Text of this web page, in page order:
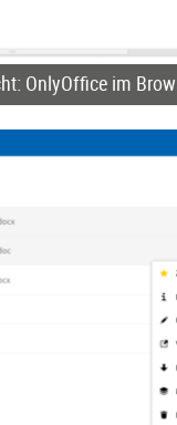
OnlyOffice im